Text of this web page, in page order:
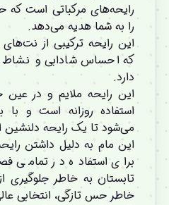
رایحه‌های مرکباتی است
را به شما هدیه می‌دهد.
این رایحه ترکیبی از
که احساس شادابی و نشاط
دارد.
این رایحه ملایم و در
استفاده روزانه است و
می‌شود تا یک رایحه دلنشین
این مام به دلیل داشتن
برای استفاده در تمامی
تابستان به خاطر جلوگیری
خاطر حس تازگی، انتخابی